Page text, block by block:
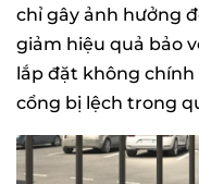
chỉ gây ảnh hưởng
giảm hiệu quả bảo
lắp đặt không chính
cổng bị lệch trong